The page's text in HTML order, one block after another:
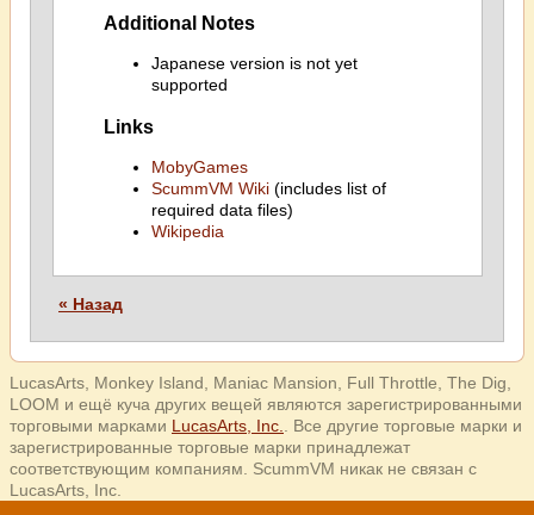
Additional Notes
Japanese version is not yet
supported
Links
MobyGames
ScummVM Wiki(includes list of
required data files)
Wikipedia
« Назад
LucasArts, Monkey Island, Maniac Mansion, Full Throttle, The Dig,
LOOM и ещё куча других вещей являются зарегистрированными
торговыми марками LucasArts, Inc.
. Все другие торговые марки и
зарегистрированные торговые марки принадлежат
соответствующим компаниям. ScummVM никак не связан с
LucasArts, Inc.